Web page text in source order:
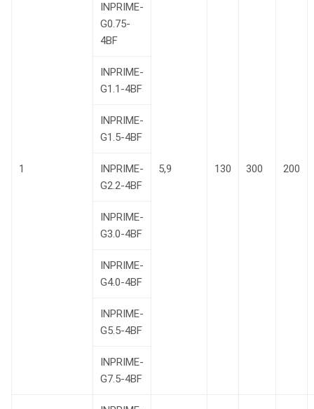
1 5,9 130 300 200
INPRIME-
G0.75-
4BF
INPRIME-
G1.1-4BF
INPRIME-
G1.5-4BF
INPRIME-
G2.2-4BF
INPRIME-
G3.0-4BF
INPRIME-
G4.0-4BF
INPRIME-
G5.5-4BF
INPRIME-
G7.5-4BF